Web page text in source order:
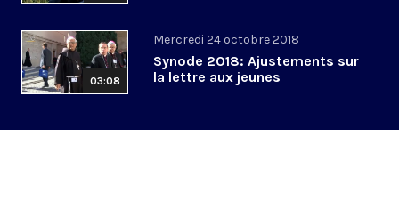
03:08
Mercredi 24 octobre 2018
Synode 2018: Ajustements sur
la lettre aux jeunes